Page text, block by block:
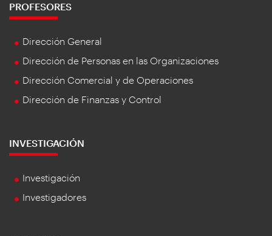
PROFESORES
Dirección General
Dirección de Personas en las Organizaciones
Dirección Comercial y de Operaciones
Dirección de Finanzas y Control
INVESTIGACIÓN
Investigación
Investigadores